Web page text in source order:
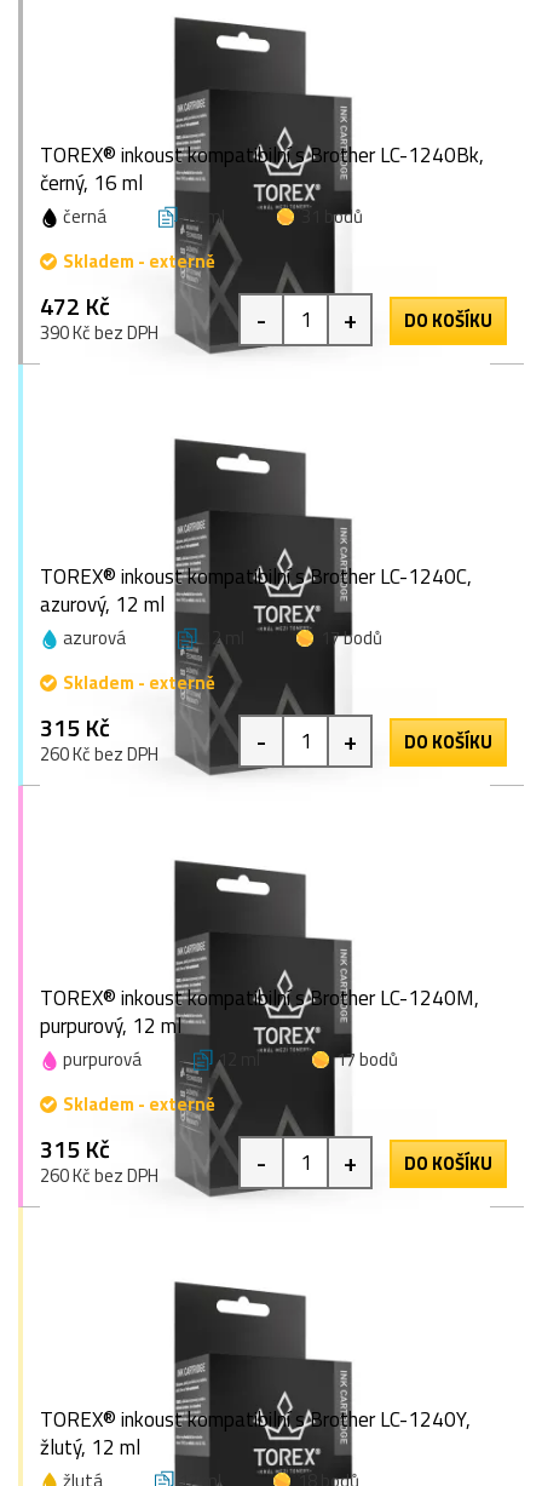
TOREX® inkoust kompatibilní s Brother LC-1240Bk,
černý, 16 ml
černá 16 ml
31 bodů
Skladem - externě
472 Kč
390 Kč bez DPH - + DO KOŠÍKU
TOREX® inkoust kompatibilní s Brother LC-1240C,
azurový, 12 ml
azurová 12 ml
17 bodů
Skladem - externě
315 Kč
260 Kč bez DPH - + DO KOŠÍKU
TOREX® inkoust kompatibilní s Brother LC-1240M,
purpurový, 12 ml
purpurová 12 ml
17 bodů
Skladem - externě
315 Kč
260 Kč bez DPH - + DO KOŠÍKU
TOREX® inkoust kompatibilní s Brother LC-1240Y,
žlutý, 12 ml